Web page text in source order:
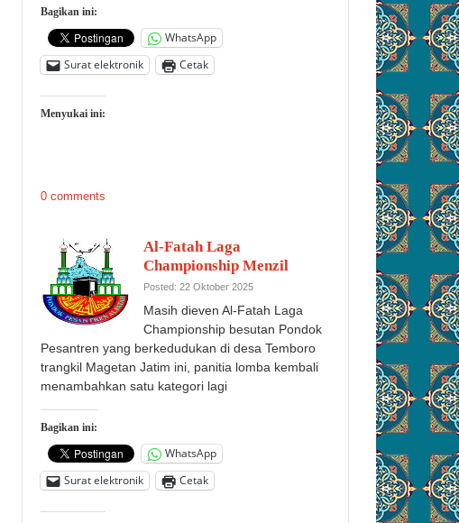
Bagikan ini:
WhatsApp
Surat elektronik
Cetak
Menyukai ini:
0 comments
Al-Fatah Laga
Championship Menzil
Posted: 22 Oktober 2025
Masih dieven Al-Fatah Laga
Championship besutan Pondok
Pesantren yang berkedudukan di desa Temboro
trangkil Magetan Jatim ini, panitia lomba kembali
menambahkan satu kategori lagi
Bagikan ini:
WhatsApp
Surat elektronik
Cetak